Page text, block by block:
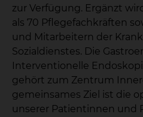
zur Verfügung. Ergänzt
als 70 Pflegefachkräften
und Mitarbeitern der
Sozialdienstes. Die
Interventionelle
gehört zum Zentrum
gemeinsames Ziel ist die
unserer Patientinnen und